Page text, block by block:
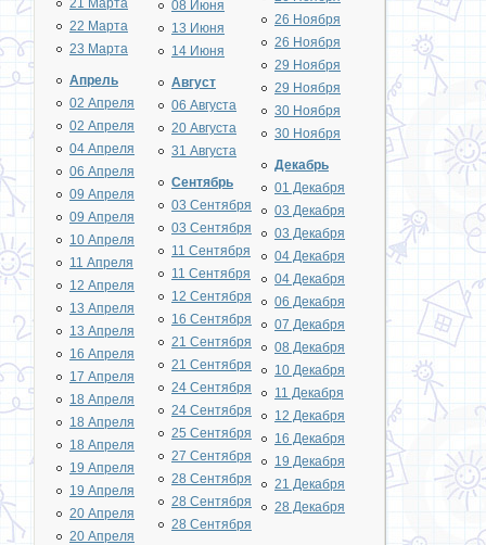
21 Марта
22 Марта
23 Марта
Апрель
02 Апреля
02 Апреля
04 Апреля
06 Апреля
09 Апреля
09 Апреля
10 Апреля
11 Апреля
12 Апреля
13 Апреля
13 Апреля
16 Апреля
17 Апреля
18 Апреля
18 Апреля
18 Апреля
19 Апреля
19 Апреля
20 Апреля
20 Апреля
08 Июня
13 Июня
14 Июня
Август
06 Августа
20 Августа
31 Августа
Сентябрь
03 Сентября
03 Сентября
11 Сентября
11 Сентября
12 Сентября
16 Сентября
21 Сентября
21 Сентября
24 Сентября
24 Сентября
25 Сентября
27 Сентября
28 Сентября
28 Сентября
28 Сентября
26 Ноября
26 Ноября
29 Ноября
29 Ноября
30 Ноября
30 Ноября
Декабрь
01 Декабря
03 Декабря
03 Декабря
04 Декабря
04 Декабря
06 Декабря
07 Декабря
08 Декабря
10 Декабря
11 Декабря
12 Декабря
16 Декабря
19 Декабря
21 Декабря
28 Декабря